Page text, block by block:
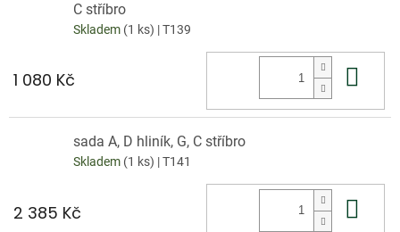
C stříbro
Skladem (1 ks) | T139
1 080 Kč
sada A, D hliník, G, C stříbro
Skladem (1 ks) | T141
2 385 Kč